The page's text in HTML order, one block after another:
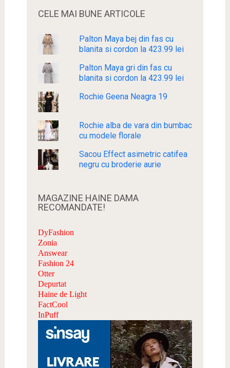
CELE MAI BUNE ARTICOLE
Palton Maya bej din fas cu
blanita si cordon la 423.99 lei
Palton Maya gri din fas cu
blanita si cordon la 423.99 lei
Rochie Geena Neagra 19
Rochie alba de vara din bumbac
cu modele florale
Sacou Effect asimetric catifea
negru cu broderie aurie
MAGAZINE HAINE DAMA
RECOMANDATE!
DyFashion
Zonia
Answear
Fashion 24
Otter
Depurtat
Haine de Light
FactCool
InPuff